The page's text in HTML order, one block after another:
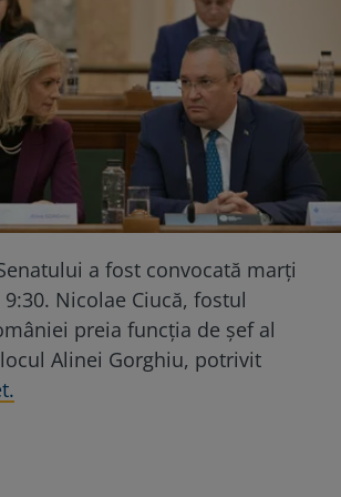
a fost convocată marți
Nicolae Ciucă, fostul
preia funcția de șef al
Alinei Gorghiu, potrivit